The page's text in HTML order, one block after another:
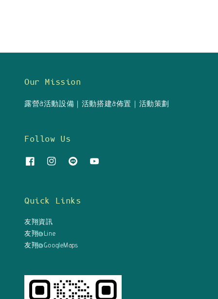
Our Mission
露營&活動設備｜活動搭建&佈置｜活動策劃
Follow Us
Quick Links
友翔資訊
友翔@Line
友翔@GoogleMaps